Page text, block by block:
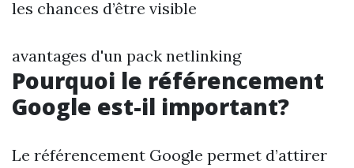
les chances d’être visible
avantages d'un pack netlinking
Pourquoi le référencement
Google est-il important?
Le référencement Google permet d’attirer